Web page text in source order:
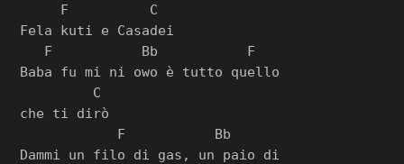
     F          C
Fela kuti e Casadei
   F           Bb           F
Baba fu mi ni owo è tutto quello
         C
che ti dirò
            F           Bb
Dammi un filo di gas, un paio di